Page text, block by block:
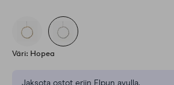
Väri: Hopea
Jaksota ostot eriin Elpyn avulla.